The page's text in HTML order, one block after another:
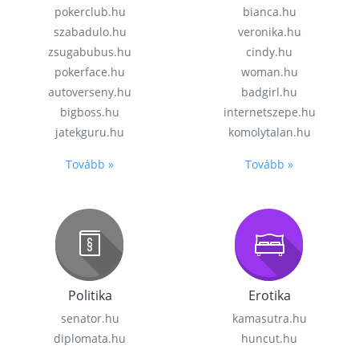
pokerclub.hu
szabadulo.hu
zsugabubus.hu
pokerface.hu
autoverseny.hu
bigboss.hu
jatekguru.hu
Tovább »
bianca.hu
veronika.hu
cindy.hu
woman.hu
badgirl.hu
internetszepe.hu
komolytalan.hu
Tovább »
Politika
senator.hu
diplomata.hu
Erotika
kamasutra.hu
huncut.hu